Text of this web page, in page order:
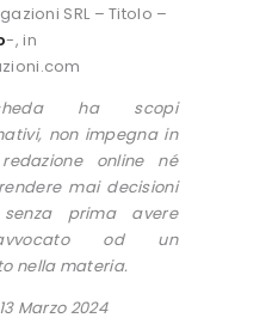
SRL – Titolo –
-, in
ha scopi
non impegna in
online né
mai decisioni
prima avere
od un
nella materia.
Marzo 2024